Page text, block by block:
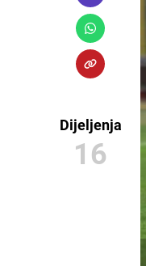
Dijeljenja
16